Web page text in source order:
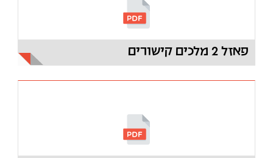
פאזל 2 מלכים קישורים